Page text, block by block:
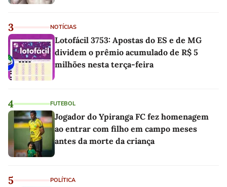
3 NOTÍCIAS
Lotofácil 3753: Apostas do ES e de MG
dividem o prêmio acumulado de R$ 5
milhões nesta terça-feira
4 FUTEBOL
Jogador do Ypiranga FC fez homenagem
ao entrar com filho em campo meses
antes da morte da criança
5 POLÍTICA